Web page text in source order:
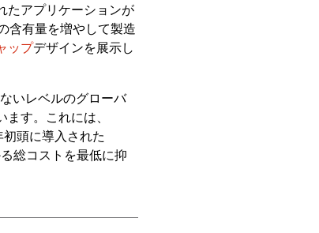
たアプリケーションが
含有量を増やして製造
ップデザインを展示し
いレベルのグローバ
す。これには、
頭に導入された
総コストを最低に抑